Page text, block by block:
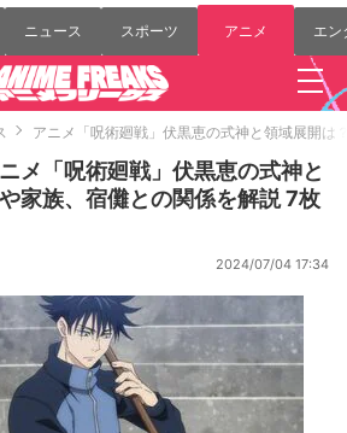
ニュース スポーツ アニメ エン
アニメ「呪術廻戦」伏黒恵の式神と領域展開は
メ「呪術廻戦」伏黒恵の式神と
家族、宿儺との関係を解説 7枚
2024/07/04 17:34